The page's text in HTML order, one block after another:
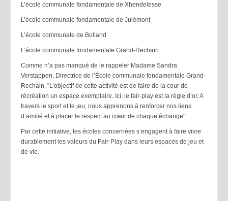
L’école communale fondamentale de Xhendelesse
L’école communale fondamentale de Julémont
L’école communale de Bolland
L’école communale fondamentale Grand-Rechain
Comme n’a pas manqué de le rappeler Madame Sandra
Verstappen, Directrice de l’École communale fondamentale Grand-
Rechain, "L’objectif de cette activité est de faire de la cour de
récréation un espace exemplaire. Ici, le fair-play est la règle d’or. A
travers le sport et le jeu, nous apprenons à renforcer nos liens
d’amitié et à placer le respect au cœur de chaque échange".
Par cette initiative, les écoles concernées s’engagent à faire vivre
durablement les valeurs du Fair-Play dans leurs espaces de jeu et
de vie.